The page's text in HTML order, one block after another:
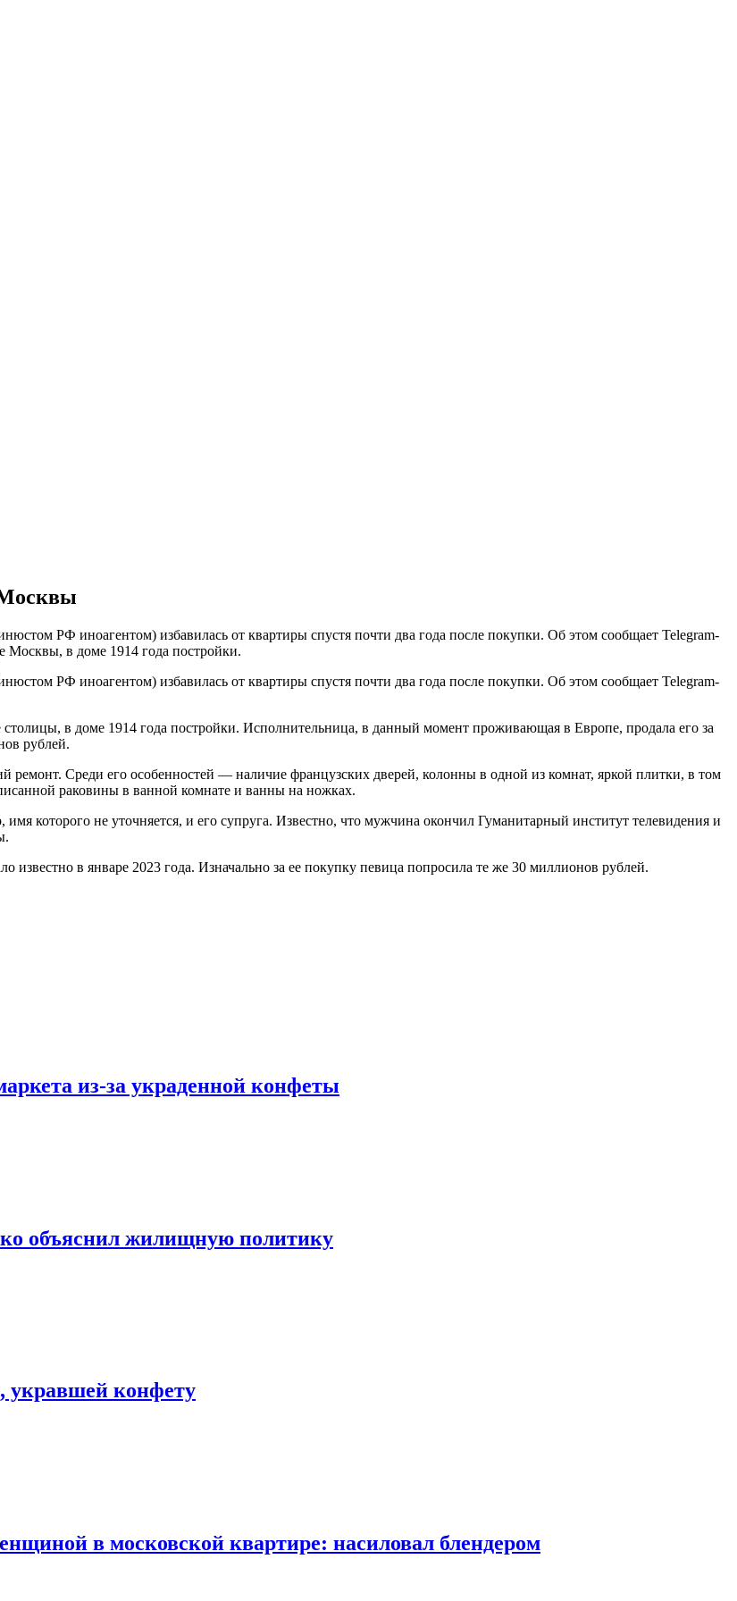
РФ иноагентом) избавилась от квартиры спустя почти два года после покупки. Об этом сообщает Telegram-
Москвы, в доме 1914 года постройки.
РФ иноагентом) избавилась от квартиры спустя почти два года после покупки. Об этом сообщает Telegram-
в доме 1914 года постройки. Исполнительница, в данный момент проживающая в Европе, продала его за
рублей.
ремонт. Среди его особенностей — наличие французских дверей, колонны в одной из комнат, яркой плитки, в том
раковины в ванной комнате и ванны на ножках.
которого не уточняется, и его супруга. Известно, что мужчина окончил Гуманитарный институт телевидения и
известно в январе 2023 года. Изначально за ее покупку певица попросила те же 30 миллионов рублей.
из-за украденной конфеты
объяснил жилищную политику
укравшей конфету
в московской квартире: насиловал блендером